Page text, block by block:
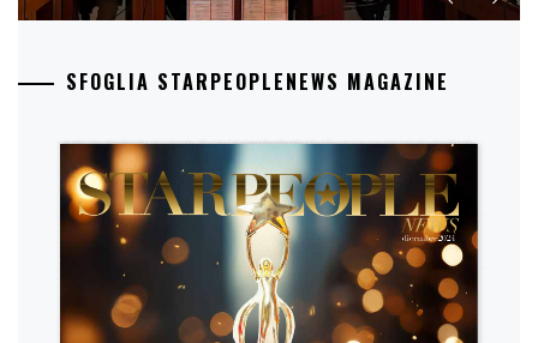
SFOGLIA STARPEOPLENEWS MAGAZINE